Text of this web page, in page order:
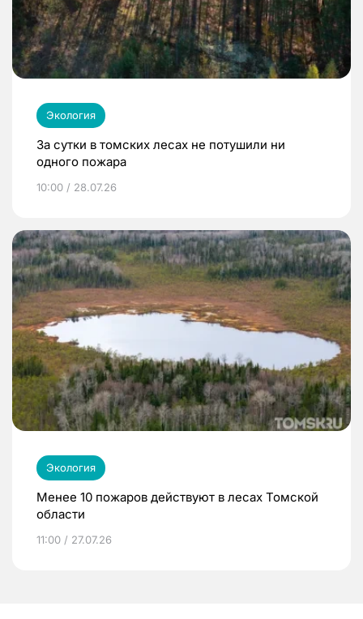
Экология
За сутки в томских лесах не потушили ни
одного пожара
10:00 / 28.07.26
Экология
Менее 10 пожаров действуют в лесах Томской
области
11:00 / 27.07.26